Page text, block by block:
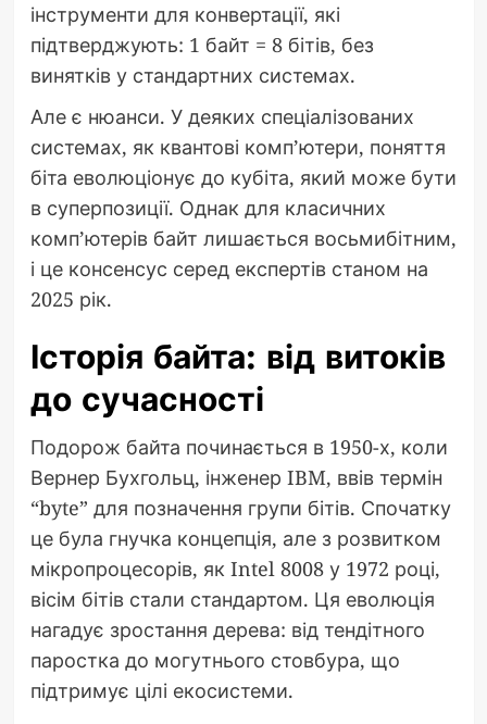
інструменти для конвертації, які
підтверджують: 1 байт = 8 бітів, без
винятків у стандартних системах.
Але є нюанси. У деяких спеціалізованих
системах, як квантові комп’ютери, поняття
біта еволюціонує до кубіта, який може бути
в суперпозиції. Однак для класичних
комп’ютерів байт лишається восьмибітним,
і це консенсус серед експертів станом на
2025 рік.
Історія байта: від витоків
до сучасності
Подорож байта починається в 1950-х, коли
Вернер Бухгольц, інженер IBM, ввів термін
“byte” для позначення групи бітів. Спочатку
це була гнучка концепція, але з розвитком
мікропроцесорів, як Intel 8008 у 1972 році,
вісім бітів стали стандартом. Ця еволюція
нагадує зростання дерева: від тендітного
паростка до могутнього стовбура, що
підтримує цілі екосистеми.